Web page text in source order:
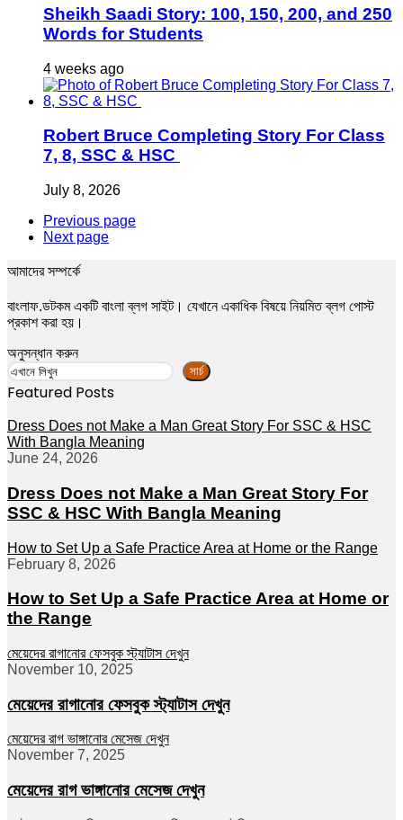
Sheikh Saadi Story: 100, 150, 200, and 250
Words for Students
4 weeks ago
Robert Bruce Completing Story For Class
7, 8, SSC & HSC
July 8, 2026
Previous page
Next page
আমাদের সম্পর্কে
বাংলাফ.ডটকম একটি বাংলা ব্লগ সাইট। যেখানে একাধিক বিষয়ে নিয়মিত ব্লগ পোস্ট
প্রকাশ করা হয়।
অনুসন্ধান করুন
সার্চ
Featured Posts
Dress Does not Make a Man Great Story For SSC & HSC
With Bangla Meaning
June 24, 2026
Dress Does not Make a Man Great Story For
SSC & HSC With Bangla Meaning
How to Set Up a Safe Practice Area at Home or the Range
February 8, 2026
How to Set Up a Safe Practice Area at Home or
the Range
মেয়েদের রাগানোর ফেসবুক স্ট্যাটাস দেখুন
November 10, 2025
মেয়েদের রাগানোর ফেসবুক স্ট্যাটাস দেখুন
মেয়েদের রাগ ভাঙ্গানোর মেসেজ দেখুন
November 7, 2025
মেয়েদের রাগ ভাঙ্গানোর মেসেজ দেখুন